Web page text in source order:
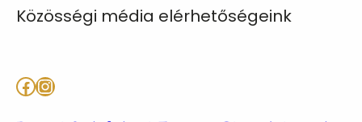
Közösségi média elérhetőségeink
Facebook Instagram